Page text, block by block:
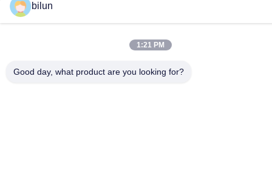
bilun
1:21 PM
Good day, what product are you looking for?